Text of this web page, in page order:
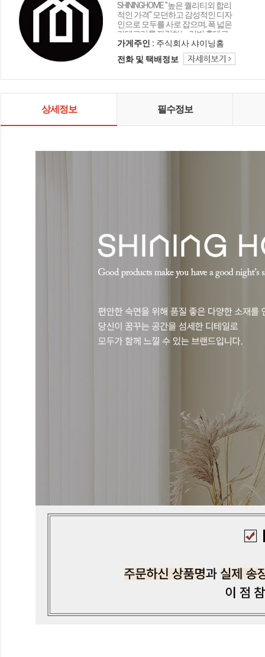
SHININGHOME "높은 퀄리티외 합리
적인 가격" 모던하고 감성적인 디자
인으로 모두를 사로 잡으며, 폭 넓은
카테고리를 자랑하는 리빙 홈데코
인테리어 샤이닝홈입니다.
가게주인 : 주식회사 샤이닝홈
전화 및 택배정보
상세정보 필수정보